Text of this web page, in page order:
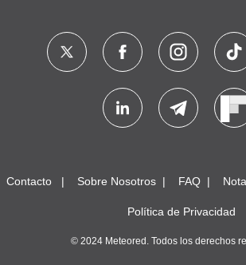
Contacto Sobre Nosotros FAQ
Política de Privacidad
© 2024 Meteored. Todos los derechos